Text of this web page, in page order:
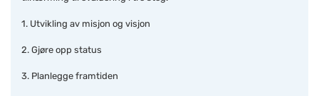
1. Utvikling av misjon og visjon
2. Gjøre opp status
3. Planlegge framtiden